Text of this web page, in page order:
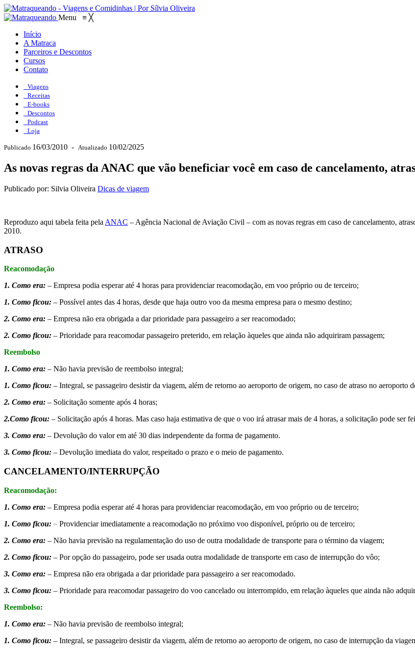
Menu ≡ ╳
Início
A Matraca
Parceiros e Descontos
Cursos
Contato
Viagens
Receitas
E-books
Descontos
Podcast
Loja
Publicado 16/03/2010 - Atualizado 10/02/2025
As novas regras da ANAC que vão beneficiar você em caso de cancelamento,
Publicado por: Silvia Oliveira Dicas de viagem
Reproduzo aqui tabela feita pela ANAC – Agência Nacional de Aviação Civil – com as novas regras em caso de cancelamento,
2010.
ATRASO
Reacomodação
1. Como era: – Empresa podia esperar até 4 horas para providenciar reacomodação, em voo próprio ou de terceiro;
1. Como ficou: – Possível antes das 4 horas, desde que haja outro voo da mesma empresa para o mesmo destino;
2. Como era: – Empresa não era obrigada a dar prioridade para passageiro a ser reacomodado;
2. Como ficou: – Prioridade para reacomodar passageiro preterido, em relação àqueles que ainda não adquiriram passagem;
Reembolso
1. Como era: – Não havia previsão de reembolso integral;
1. Como ficou: – Integral, se passageiro desistir da viagem, além de retorno ao aeroporto de origem, no caso de atraso no aeroporto
2. Como era: – Solicitação somente após 4 horas;
2.Como ficou: – Solicitação após 4 horas. Mas caso haja estimativa de que o voo irá atrasar mais de 4 horas, a solicitação pode ser
3. Como era: – Devolução do valor em até 30 dias independente da forma de pagamento.
3. Como ficou: – Devolução imediata do valor, respeitado o prazo e o meio de pagamento.
CANCELAMENTO/INTERRUPÇÃO
Reacomodação:
1. Como era: – Empresa podia esperar até 4 horas para providenciar reacomodação, em voo próprio ou de terceiro;
1. Como ficou:– Providenciar imediatamente a reacomodação no próximo voo disponível, próprio ou de terceiro;
2. Como era: – Não havia previsão na regulamentação do uso de outra modalidade de transporte para o término da viagem;
2. Como ficou: – Por opção do passageiro, pode ser usada outra modalidade de transporte em caso de interrupção do vôo;
3. Como era: – Empresa não era obrigada a dar prioridade para passageiro a ser reacomodado.
3. Como ficou: – Prioridade para reacomodar passageiro do voo cancelado ou interrompido, em relação àqueles que ainda não
Reembolso:
1. Como era: – Não havia previsão de reembolso integral;
1. Como ficou: – Integral, se passageiro desistir da viagem, além de retorno ao aeroporto de origem, no caso de interrupção da